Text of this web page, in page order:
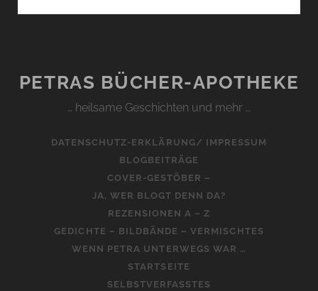
(ALBERT
PETRAS BÜCHER-APOTHEKE
… heilsame Geschichten und mehr …
DATENSCHUTZ-ERKLÄRUNG/ IMPRESSUM
BLOGBEITRÄGE
COVER-GESTÖBER –
JA, WER BLOGT DENN DA?
REZENSIONEN A – Z
GEDICHTE – BILDBÄNDE – VERMISCHTES
WENN PETRA UNTERWEGS WAR …
STARTSEITE
SELBSTVERFASSTES